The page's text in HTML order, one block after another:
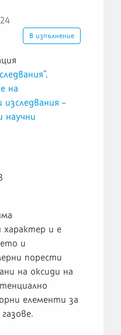
В изпълнение
на
–
научни
характер и е
и
порести
на оксиди на
елементи за